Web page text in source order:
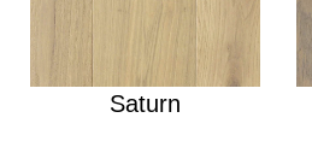
Saturn